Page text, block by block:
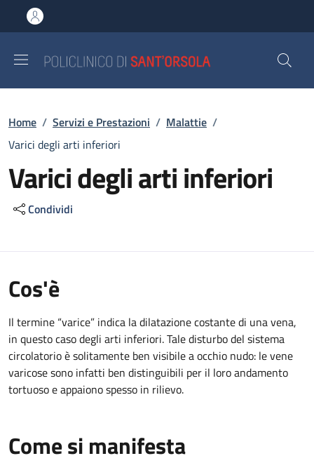
al contenuto principale
to footer content
Briciole di pane
Home / Servizi e Prestazioni / Malattie /
Varici degli arti inferiori
Varici degli arti inferiori
Condividi
Cos'è
Il termine “varice” indica la dilatazione costante di una vena,
in questo caso degli arti inferiori. Tale disturbo del sistema
circolatorio è solitamente ben visibile a occhio nudo: le vene
varicose sono infatti ben distinguibili per il loro andamento
tortuoso e appaiono spesso in rilievo.
Come si manifesta